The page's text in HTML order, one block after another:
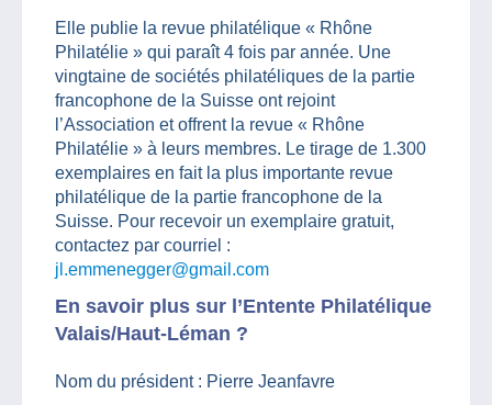
Elle publie la revue philatélique « Rhône
Philatélie » qui paraît 4 fois par année. Une
vingtaine de sociétés philatéliques de la partie
francophone de la Suisse ont rejoint
l’Association et offrent la revue « Rhône
Philatélie » à leurs membres. Le tirage de 1.300
exemplaires en fait la plus importante revue
philatélique de la partie francophone de la
Suisse. Pour recevoir un exemplaire gratuit,
contactez par courriel :
jl.emmenegger@gmail.com
En savoir plus sur l’Entente Philatélique
Valais/Haut-Léman ?
Nom du président : Pierre Jeanfavre